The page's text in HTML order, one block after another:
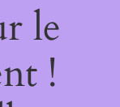
le
!